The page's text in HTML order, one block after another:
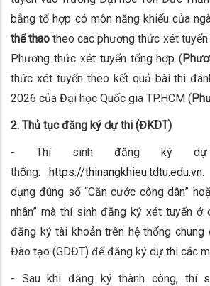
bằng tổ hợp có môn năng khiếu của
thể thaotheo các phương thức xét tuyển
Phương thức xét tuyển tổng hợp (
thức xét tuyển theo kết quả bài thi
2026 của Đại học Quốc gia TP.HCM (
2. Thủ tục đăng ký dự thi (ĐKDT)
- Thí sinh đăng ký
thống: https://thinangkhieu.tdtu.edu.vn.
dụng đúng số “Căn cước công dân”
nhân” mà thí sinh đăng ký xét tuyển ở
đăng ký tài khoản trên hệ thống chung
Đào tạo (GDĐT) để đăng ký dự thi các
- Sau khi đăng ký thành công, thí